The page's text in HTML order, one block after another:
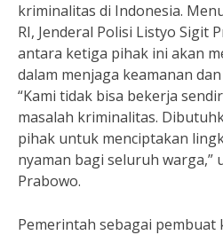
kriminalitas di Indonesia.
RI, Jenderal Polisi Listyo Sigit
antara ketiga pihak ini akan
dalam menjaga keamanan
“Kami tidak bisa bekerja
masalah kriminalitas.
pihak untuk menciptakan
nyaman bagi seluruh warga,”
Prabowo.
Pemerintah sebagai pembuat